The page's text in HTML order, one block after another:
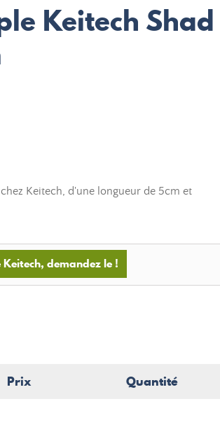
Keitech Shad
Keitech, d'une longueur de 5cm et
demandez le !
Prix Quantité